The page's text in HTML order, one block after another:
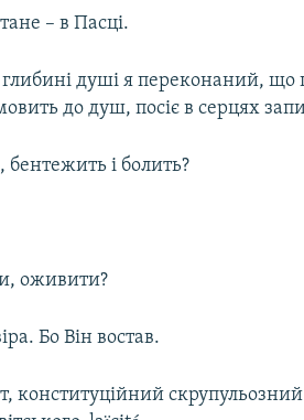
– в Пасці.
душі я переконаний, що
до душ, посіє в серцях
і болить?
оживити?
Бо Він востав.
конституційний